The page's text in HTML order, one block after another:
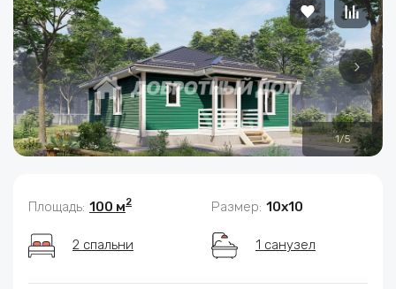
1/5
Площадь: 100 м2 Размер: 10x10
2 спальни 1 санузел